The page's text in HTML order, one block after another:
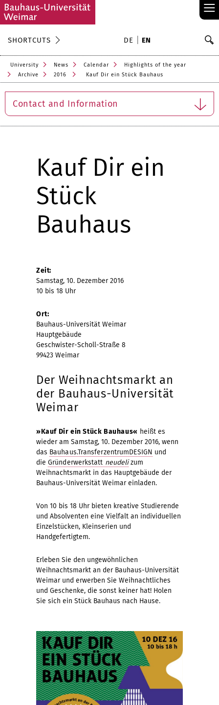
≡
SHORTCUTS DE EN
University News Calendar
Highlights of the year
Archive
2016 Kauf Dir ein Stück Bauhaus
Contact and Information
Kauf Dir ein
Stück
Bauhaus
Zeit:
Samstag, 10. Dezember 2016
10 bis 18 Uhr
Ort:
Bauhaus-Universität Weimar
Hauptgebäude
Geschwister-Scholl-Straße 8
99423 Weimar
Der Weihnachtsmarkt an
der Bauhaus-Universität
Weimar
»Kauf Dir ein Stück Bauhaus« heißt es
wieder am Samstag, 10. Dezember 2016, wenn
das Bauhaus.TransferzentrumDESIGN und
die Gründerwerkstatt neudelizum
Weihnachtsmarkt in das Hauptgebäude der
Bauhaus-Universität Weimar einladen.
Von 10 bis 18 Uhr bieten kreative Studierende
und Absolventen eine Vielfalt an individuellen
Einzelstücken, Kleinserien und
Handgefertigtem.
Erleben Sie den ungewöhnlichen
Weihnachtsmarkt an der Bauhaus-Universität
Weimar und erwerben Sie Weihnachtliches
und Geschenke, die sonst keiner hat! Holen
Sie sich ein Stück Bauhaus nach Hause.